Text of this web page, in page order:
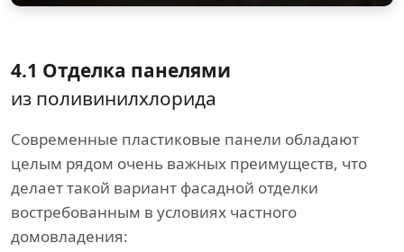
4.1 Отделка панелями
из поливинилхлорида
Современные пластиковые панели обладают
целым рядом очень важных преимуществ, что
делает такой вариант фасадной отделки
востребованным в условиях частного
домовладения: